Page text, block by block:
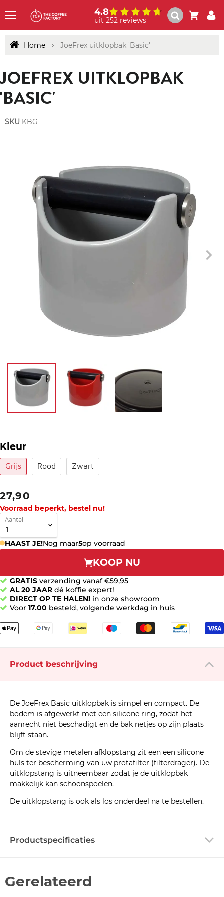
4.8
uit 252 reviews
Home JoeFrex uitklopbak 'Basic'
JOEFREX UITKLOPBAK
'BASIC'
SKU KBG
Kleur
Grijs Rood Zwart
27,90
Voorraad beperkt, bestel nu!
Aantal
HAAST JE!Nog maar5op voorraad
KOOP NU
GRATIS verzending vanaf €59,95
AL 20 JAAR dé koffie expert!
DIRECT OP TE HALEN! in onze showroom
Voor 17.00 besteld, volgende werkdag in huis
Product beschrijving
De JoeFrex Basic uitklopbak is simpel en compact. De
bodem is afgewerkt met een silicone ring, zodat het
aanrecht niet beschadigt en de bak netjes op zijn plaats
blijft staan.
Om de stevige metalen afklopstang zit een een silicone
huls ter bescherming van uw protafilter (filterdrager). De
uitklopstang is uitneembaar zodat je de uitklopbak
makkelijk kan schoonspoelen.
De uitklopstang is ook als los onderdeel na te bestellen.
Productspecificaties
Gerelateerd